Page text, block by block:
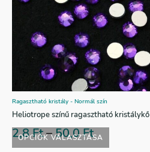
OPCIÓK VÁLASZTÁSA
Ragasztható kristály - Normál szín
Heliotrope színű ragasztható kristálykő
2,8Ft–50,0Ft